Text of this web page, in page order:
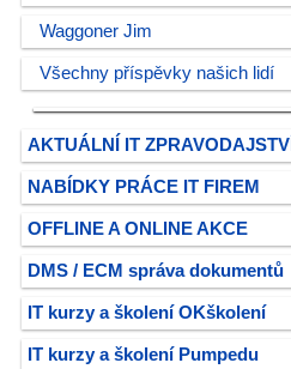
Waggoner Jim
Všechny příspěvky našich lidí
AKTUÁLNÍ IT ZPRAVODAJSTVÍ
NABÍDKY PRÁCE IT FIREM
OFFLINE A ONLINE AKCE
DMS / ECM správa dokumentů
IT kurzy a školení OKškolení
IT kurzy a školení Pumpedu